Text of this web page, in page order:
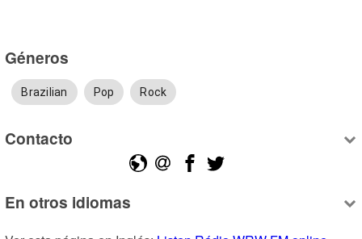
Géneros
Brazilian Pop Rock
Contacto
En otros idiomas